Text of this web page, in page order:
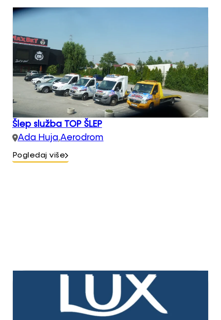
Šlep služba TOP ŠLEP
Ada Huja,Aerodrom
Pogledaj više